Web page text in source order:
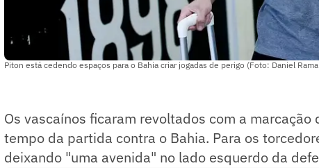
Piton está cedendo espaços para o Bahia criar jogadas de perigo (Foto: Daniel
Os vascaínos ficaram revoltados com a marcação
tempo da partida contra o Bahia. Para os
deixando "uma avenida" no lado esquerdo da